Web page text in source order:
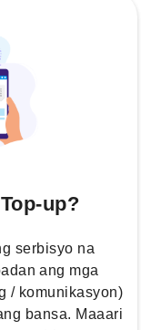
up?
serbisyo na
ang mga
/ komunikasyon)
bansa. Maaari